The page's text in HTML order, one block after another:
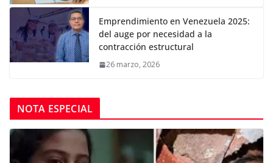
Emprendimiento en Venezuela 2025:
del auge por necesidad a la
contracción estructural
26 marzo, 2026
NOTA ESPECIAL